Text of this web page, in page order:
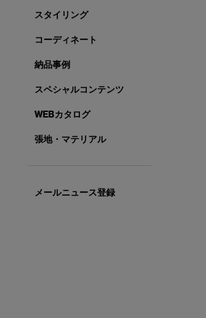
スタイリング
コーディネート
納品事例
スペシャルコンテンツ
WEBカタログ
張地・マテリアル
メールニュース登録